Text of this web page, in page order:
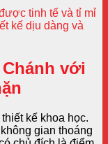
tinh tế và tỉ mỉ
kế dịu dàng và
với
kế khoa học.
gian thoáng